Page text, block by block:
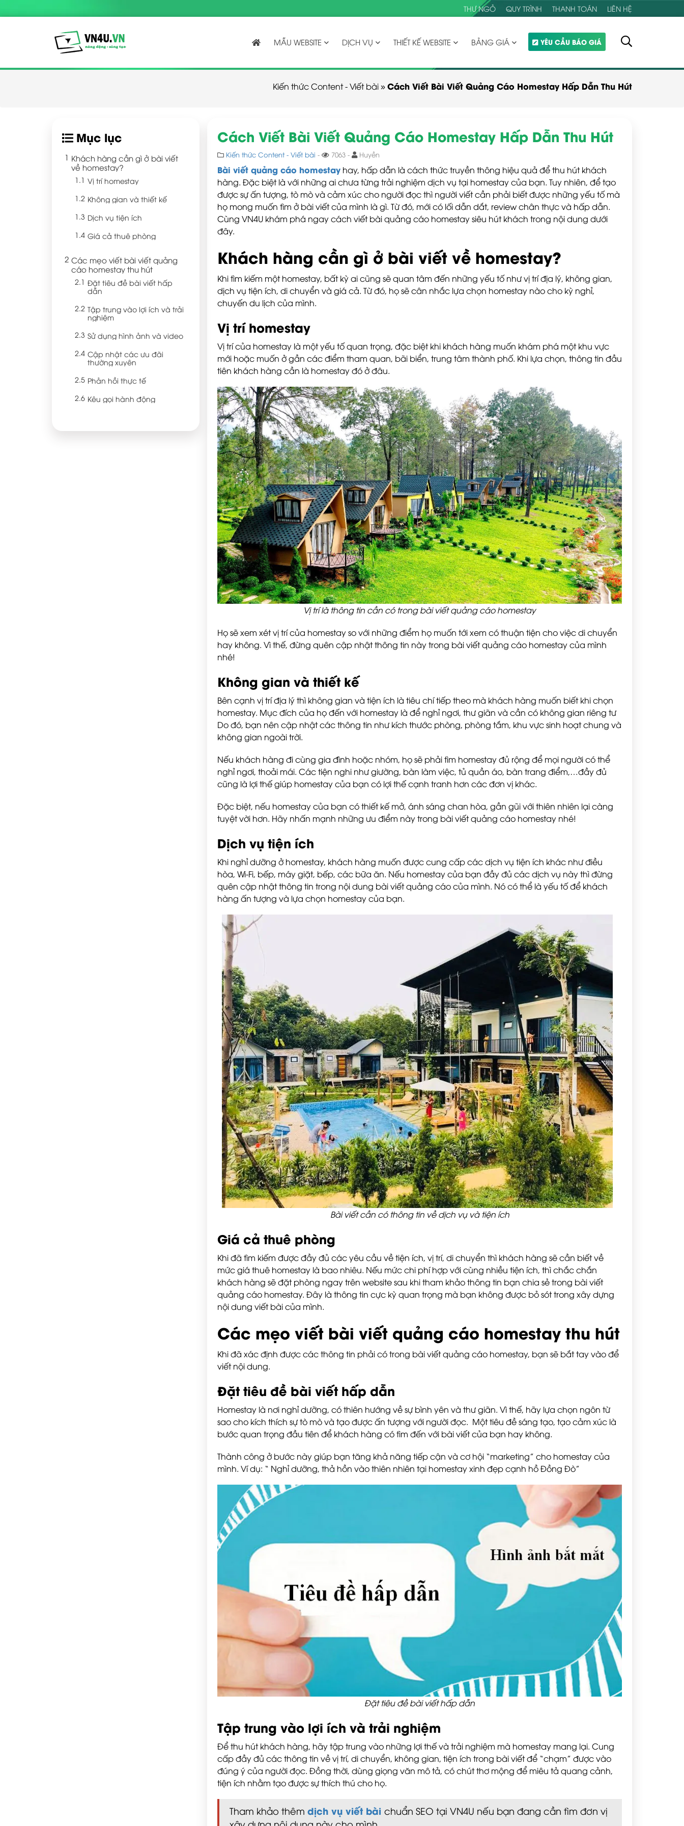
THƯ NGỎ QUY TRÌNH THANH TOÁN LIÊN HỆ
MẪU WEBSITE DỊCH VỤ THIẾT KẾ WEBSITE BẢNG GIÁ YÊU CẦU BÁO GIÁ
Kiến thức Content - Viết bài»Cách Viết Bài Viết Quảng Cáo Homestay Hấp Dẫn Thu Hút
Mục lục
Khách hàng cần gì ở bài viết
về homestay?
Vị trí homestay
Không gian và thiết kế
Dịch vụ tiện ích
Giá cả thuê phòng
Các mẹo viết bài viết quảng
cáo homestay thu hút
Đặt tiêu đề bài viết hấp
dẫn
Tập trung vào lợi ích và trải
nghiệm
Sử dụng hình ảnh và video
Cập nhật các ưu đãi
thường xuyên
Phản hồi thực tế
Kêu gọi hành động
Cách Viết Bài Viết Quảng Cáo Homestay Hấp Dẫn Thu Hút
Kiến thức Content - Viết bài - 7063 - Huyền
Bài viết quảng cáo homestay hay, hấp dẫn là cách thức truyền thông hiệu quả để thu hút khách
hàng. Đặc biệt là với những ai chưa từng trải nghiệm dịch vụ tại homestay của bạn. Tuy nhiên, để tạo
được sự ấn tượng, tò mò và cảm xúc cho người đọc thì người viết cần phải biết được những yếu tố mà
họ mong muốn tìm ở bài viết của mình là gì. Từ đó, mới có lối dẫn dắt, review chân thực và hấp dẫn.
Cùng VN4U khám phá ngay cách viết bài quảng cáo homestay siêu hút khách trong nội dung dưới
đây.
Khách hàng cần gì ở bài viết về homestay?
Khi tìm kiếm một homestay, bất kỳ ai cũng sẽ quan tâm đến những yếu tố như vị trí địa lý, không gian,
dịch vụ tiện ích, di chuyển và giá cả. Từ đó, họ sẽ cân nhắc lựa chọn homestay nào cho kỳ nghỉ,
chuyến du lịch của mình.
Vị trí homestay
Vị trí của homestay là một yếu tố quan trọng, đặc biệt khi khách hàng muốn khám phá một khu vực
mới hoặc muốn ở gần các điểm tham quan, bãi biển, trung tâm thành phố. Khi lựa chọn, thông tin đầu
tiên khách hàng cần là homestay đó ở đâu.
Vị trí là thông tin cần có trong bài viết quảng cáo homestay
Họ sẽ xem xét vị trí của homestay so với những điểm họ muốn tới xem có thuận tiện cho việc di chuyển
hay không. Vì thế, đừng quên cập nhật thông tin này trong bài viết quảng cáo homestay của mình
nhé!
Không gian và thiết kế
Bên cạnh vị trí địa lý thì không gian và tiện ích là tiêu chí tiếp theo mà khách hàng muốn biết khi chọn
homestay. Mục đích của họ đến với homestay là để nghỉ ngơi, thư giãn và cần có không gian riêng tư
Do đó, bạn nên cập nhật các thông tin như kích thước phòng, phòng tắm, khu vực sinh hoạt chung và
không gian ngoài trời.
Nếu khách hàng đi cùng gia đình hoặc nhóm, họ sẽ phải tìm homestay đủ rộng để mọi người có thể
nghỉ ngơi, thoải mái. Các tiện nghi như giường, bàn làm việc, tủ quần áo, bàn trang điểm,…đầy đủ
cũng là lợi thế giúp homestay của bạn có lợi thế cạnh tranh hơn các đơn vị khác.
Đặc biệt, nếu homestay của bạn có thiết kế mở, ánh sáng chan hòa, gần gũi với thiên nhiên lại càng
tuyệt vời hơn. Hãy nhấn mạnh những ưu điểm này trong bài viết quảng cáo homestay nhé!
Dịch vụ tiện ích
Khi nghỉ dưỡng ở homestay, khách hàng muốn được cung cấp các dịch vụ tiện ích khác như điều
hòa, Wi-Fi, bếp, máy giặt, bếp, các bữa ăn. Nếu homestay của bạn đầy đủ các dịch vụ này thì đừng
quên cập nhật thông tin trong nội dung bài viết quảng cáo của mình. Nó có thể là yếu tố để khách
hàng ấn tượng và lựa chọn homestay của bạn.
Bài viết cần có thông tin về dịch vụ và tiện ích
Giá cả thuê phòng
Khi đã tìm kiếm được đầy đủ các yêu cầu về tiện ích, vị trí, di chuyển thì khách hàng sẽ cần biết về
mức giá thuê homestay là bao nhiêu. Nếu mức chi phí hợp với cùng nhiều tiện ích, thì chắc chắn
khách hàng sẽ đặt phòng ngay trên website sau khi tham khảo thông tin bạn chia sẻ trong bài viết
quảng cáo homestay. Đây là thông tin cực kỳ quan trọng mà bạn không được bỏ sót trong xây dựng
nội dung viết bài của mình.
Các mẹo viết bài viết quảng cáo homestay thu hút
Khi đã xác định được các thông tin phải có trong bài viết quảng cáo homestay, bạn sẽ bắt tay vào để
viết nội dung.
Đặt tiêu đề bài viết hấp dẫn
Homestay là nơi nghỉ dưỡng, có thiên hướng về sự bình yên và thư giãn. Vì thế, hãy lựa chọn ngôn từ
sao cho kích thích sự tò mò và tạo được ấn tượng với người đọc. Một tiêu đề sáng tạo, tạo cảm xúc là
bước quan trọng đầu tiên để khách hàng có tìm đến với bài viết của bạn hay không.
Thành công ở bước này giúp bạn tăng khả năng tiếp cận và cơ hội “marketing” cho homestay của
mình. Ví dụ: “ Nghỉ dưỡng, thả hồn vào thiên nhiên tại homestay xinh đẹp cạnh hồ Đồng Đò”
Đặt tiêu đề bài viết hấp dẫn
Tập trung vào lợi ích và trải nghiệm
Để thu hút khách hàng, hãy tập trung vào những lợi thế và trải nghiệm mà homestay mang lại. Cung
cấp đầy đủ các thông tin về vị trí, di chuyển, không gian, tiện ích trong bài viết để “chạm” được vào
đúng ý của người đọc. Đồng thời, dùng giọng văn mô tả, có chút thơ mộng để miêu tả quang cảnh,
tiện ích nhằm tạo được sự thích thú cho họ.
Tham khảo thêm dịch vụ viết bài chuẩn SEO tại VN4U nếu bạn đang cần tìm đơn vị